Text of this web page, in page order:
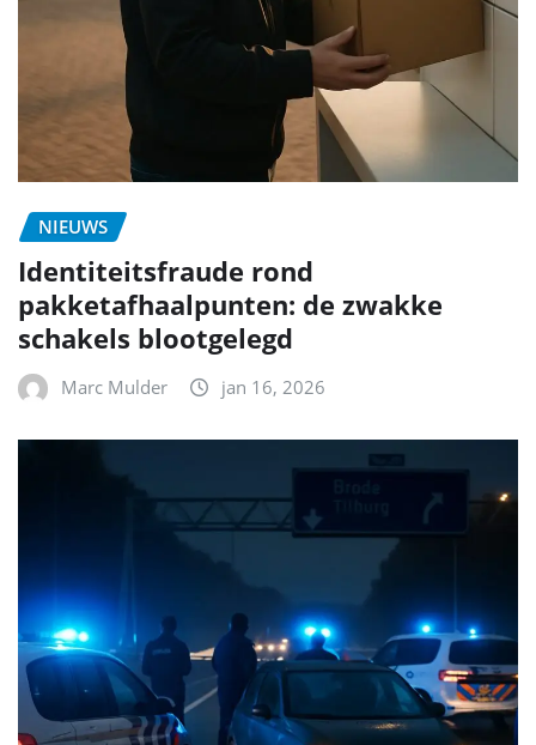
NIEUWS
Identiteitsfraude rond
pakketafhaalpunten: de zwakke
schakels blootgelegd
Marc Mulder jan 16, 2026